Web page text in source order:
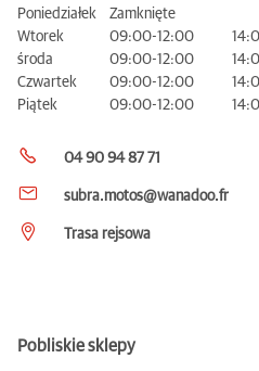
Poniedziałek
Zamknięte
Wtorek
09:00-12:00
środa
09:00-12:00
Czwartek
09:00-12:00
Piątek
09:00-12:00
04 90 94 87 71
subra.motos@wanadoo.fr
Trasa rejsowa
Pobliskie sklepy